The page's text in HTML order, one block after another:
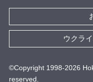
ウクラ
©Copyright 1998-2026
reserved.